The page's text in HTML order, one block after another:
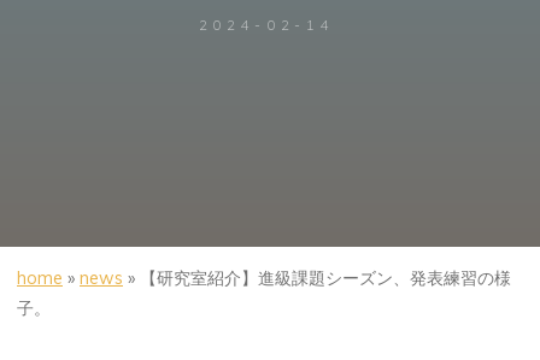
2024-02-14
home » news » 【研究室紹介】進級課題シーズン、発表練習の様
子。